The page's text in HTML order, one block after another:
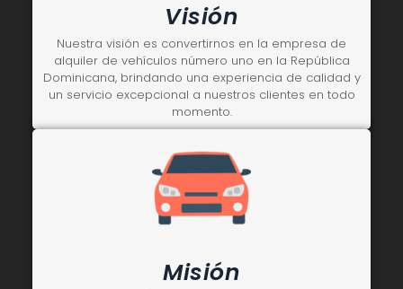
Visión
Nuestra visión es convertirnos en la empresa de
alquiler de vehículos número uno en la República
Dominicana, brindando una experiencia de calidad y
un servicio excepcional a nuestros clientes en todo
momento.
Misión